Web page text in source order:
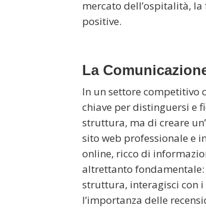
mercato dell’ospitalità,
positive.
La
In un settore competitivo
chiave per distinguersi e
struttura, ma di creare
sito web professionale e
online, ricco di
altrettanto fondamentale:
struttura, interagisci con
l’importanza delle